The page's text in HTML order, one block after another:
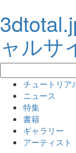
ャルサ
チュートリア
ニュース
特集
書籍
ギャラリー
アーティスト